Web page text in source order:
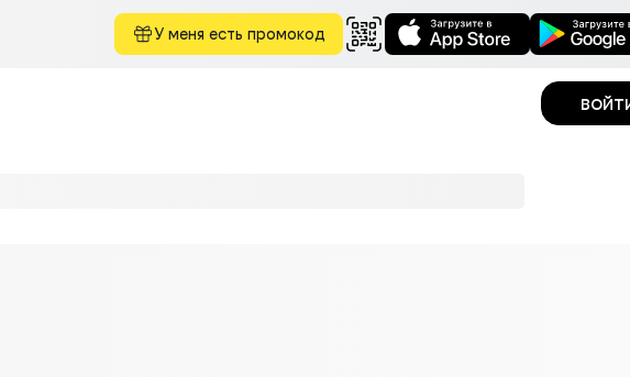
У меня есть промокод